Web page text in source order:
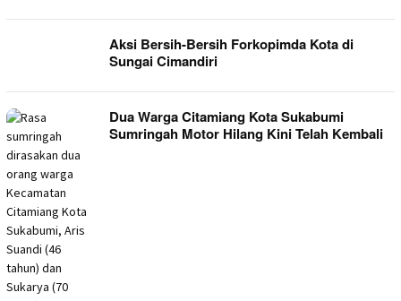
Aksi Bersih-Bersih Forkopimda Kota di
Sungai Cimandiri
Dua Warga Citamiang Kota Sukabumi
Sumringah Motor Hilang Kini Telah Kembali